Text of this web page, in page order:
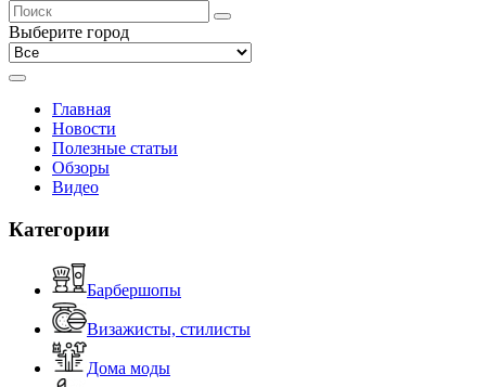
Выберите город
Главная
Новости
Полезные статьи
Обзоры
Видео
Категории
Барбершопы
Визажисты, стилисты
Дома моды